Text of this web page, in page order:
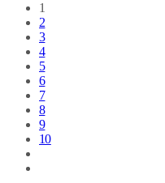
1
2
3
4
5
6
7
8
9
10